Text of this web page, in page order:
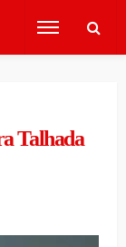
Talhada